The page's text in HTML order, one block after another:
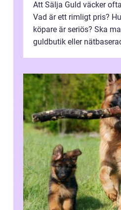
Att Sälja Guld väcker
Vad är ett rimligt pris?
köpare är seriös? Ska
guldbutik eller